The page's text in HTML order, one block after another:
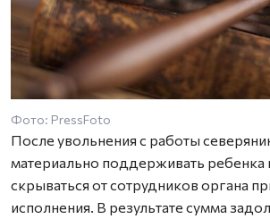
Фото: PressFoto
После увольнения с работы
материально поддерживать ребенка
скрываться от сотрудников органа
исполнения. В результате сумма